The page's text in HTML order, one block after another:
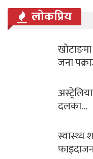
लोकप्रिय
जना
दलका…
स्वास्थ्य